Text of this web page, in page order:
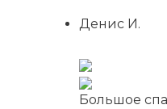
Денис И.
Большое